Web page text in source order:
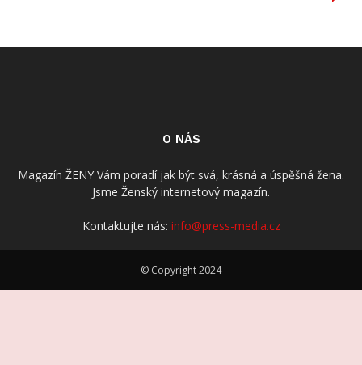
O NÁS
Magazín ŽENY Vám poradí jak být svá, krásná a úspěšná žena.
Jsme Ženský internetový magazín.
Kontaktujte nás: info@press-media.cz
© Copyright 2024